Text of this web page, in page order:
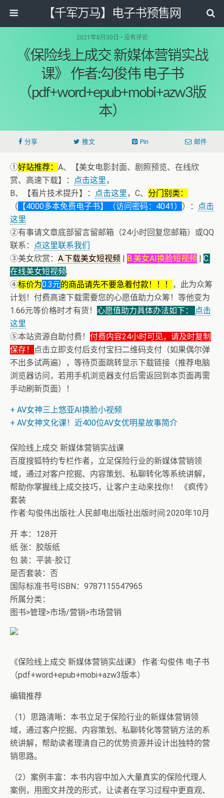
【千军万马】电子书预售网
2021年8月30日 • 没有评论
《保险线上成交 新媒体营销实战
课》 作者:勾俊伟 电子书
（pdf+word+epub+mobi+azw3版
本）
分享 推文 Pin 邮件
①好站推荐： A、【美女电影封面、剧照预览、在线欣
赏、高速下载】：
点击这里，
B、【看片技术提升】：
点击这里，C、 分门别类：
（ 【4000多本免费电子书】（访问密码：4041） ）：
点击
这里
②有事请文章底部留言留邮箱（24小时回复您邮箱）或QQ
联系：
点这里联系我们
③美女欣赏： A.下载美女短视频 | B.美女AI换脸短视频 | C.
在线美女短视频;
④标价为0.3元的商品请先不要急着付款！！！
，此为众筹
计划！付费高速下载需要您的心愿值助力众筹！等他变为
1.66元等价格时才有货！ 心愿值助力具体办法如下：
点击
这里
⑤本站资源自助付费！ 付费内容24小时可见，请及时复制
保存！
点击立即支付后支付宝扫二维码支付（如果偶尔弹
不出多试两遍），等待页面跳转显示下载链接（推荐电脑
浏览器访问，若用手机浏览器支付后需返回到本页面再需
手动刷新页面）！
+ AV女神三上悠亚AI换脸小视频
+ AV女神文化课！近400位AV女优明星故事简介
保险线上成交 新媒体营销实战课
百度搜狐特约专栏作者，立足保险行业的新媒体营销领
域，通过对客户挖掘、内容策划、私聊转化等系统讲解，
帮助你掌握线上成交技巧，让客户主动来找你！ 《疯传》
套装
作者:勾俊伟出版社:人民邮电出版社出版时间:2020年10月
开 本：128开
纸 张：胶版纸
包 装：平装-胶订
是否套装：否
国际标准书号ISBN：9787115547965
所属分类：
图书>管理>市场/营销>市场营销
《保险线上成交 新媒体营销实战课》 作者:勾俊伟 电子书
（pdf+word+epub+mobi+azw3版本）
编辑推荐
（1）思路清晰：本书立足于保险行业的新媒体营销领
域，通过客户挖掘、内容策划、私聊转化等营销方法的系
统讲解，帮助读者理清自己的优势资源并设计出独特的营
销思路。
（2）案例丰富：本书内容中加入大量真实的保险代理人
案例，用图文并茂的形式，让读者在学习过程中更直观、